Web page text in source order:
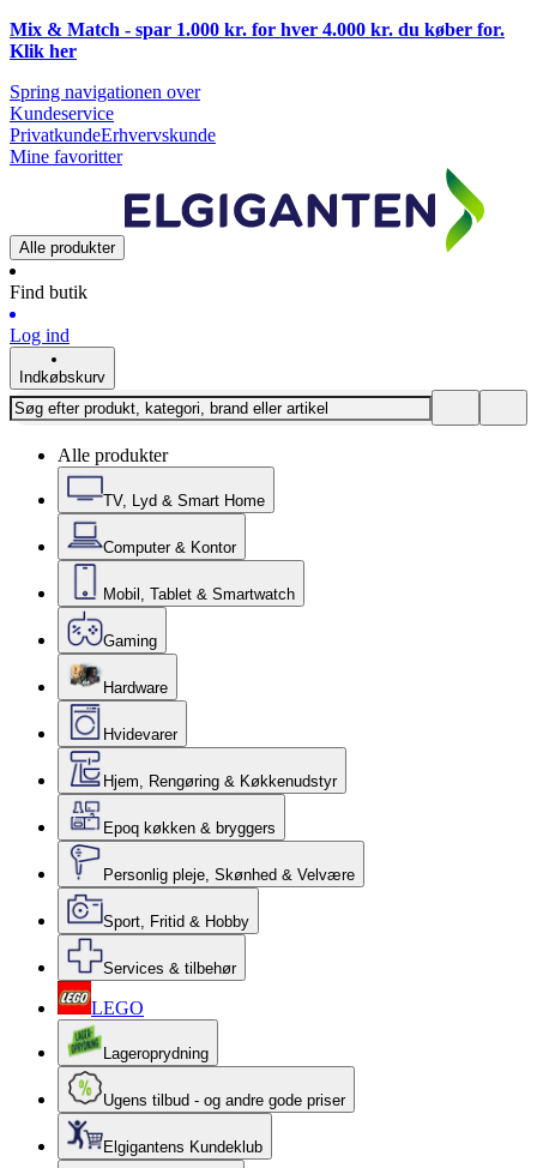
Mix & Match - spar 1.000 kr. for hver 4.000 kr. du køber for.
Klik her
Spring navigationen over
Kundeservice
PrivatkundeErhvervskunde
Mine favoritter
Alle produkter
Find butik
Log ind
Indkøbskurv
Alle produkter
TV, Lyd & Smart Home
Computer & Kontor
Mobil, Tablet & Smartwatch
Gaming
Hardware
Hvidevarer
Hjem, Rengøring & Køkkenudstyr
Epoq køkken & bryggers
Personlig pleje, Skønhed & Velvære
Sport, Fritid & Hobby
Services & tilbehør
LEGO
Lageroprydning
Ugens tilbud - og andre gode priser
Elgigantens Kundeklub